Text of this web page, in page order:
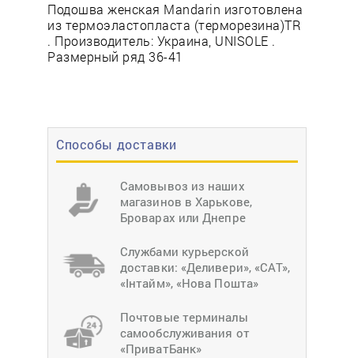
Способы доставки
Самовывоз из наших
магазинов в Харькове,
Броварах или Днепре
Службами курьерской
доставки: «Деливери», «САТ»,
«Інтайм», «Нова Пошта»
Почтовые терминалы
самообслуживания от
«ПриватБанк»
Подошва женская Mandarin изготовлена
из термоэластопласта (терморезина)TR
. Производитель: Украина, UNISOLE .
Размерный ряд 36-41